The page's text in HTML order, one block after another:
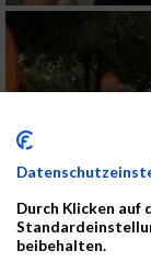
Durch Klicken auf
beibehalten.